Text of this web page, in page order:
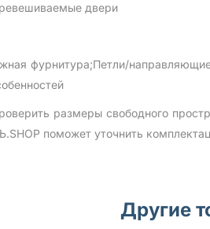
двери
фурнитура;Петли/
размеры свободного
поможет уточнить
Другие